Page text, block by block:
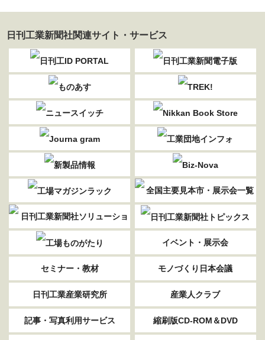
日刊工業新聞社関連サイト・サービス
イベント・展示会
セミナー・教材 モノづくり日本会議
日刊工業産業研究所 産業人クラブ
記事・写真利用サービス 縮刷版CD-ROM＆DVD